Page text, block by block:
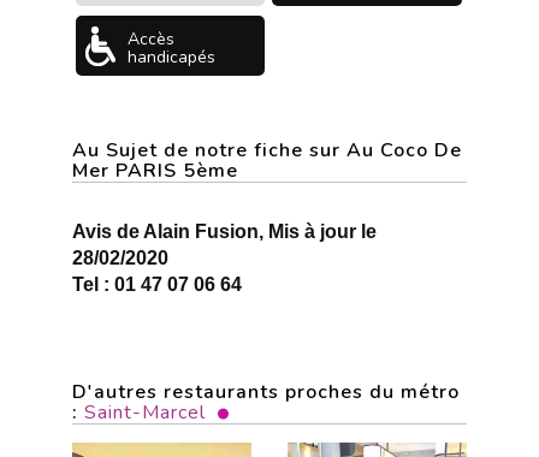
Accès
handicapés
Au Sujet de notre fiche sur Au Coco De
Mer PARIS 5ème
Avis de Alain Fusion, Mis à jour le
28/02/2020
Tel : 01 47 07 06 64
D'autres restaurants proches du métro
: Saint-Marcel